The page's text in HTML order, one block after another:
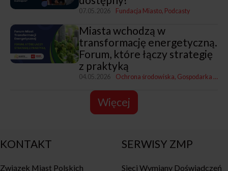
07.05.2026 Fundacja Miasto Podcasty
Miasta wchodzą w
transformację energetyczną.
Forum, które łączy strategię
z praktyką
04.05.2026 Ochrona środowiska Gospodarka komunalna
Więcej
KONTAKT
Związek Miast Polskich
SERWISY ZMP
Sieci Wymiany Doświadczeń